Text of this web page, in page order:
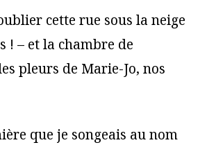
cette rue sous la neige
! – et la chambre de
pleurs de Marie-Jo, nos
que je songeais au nom